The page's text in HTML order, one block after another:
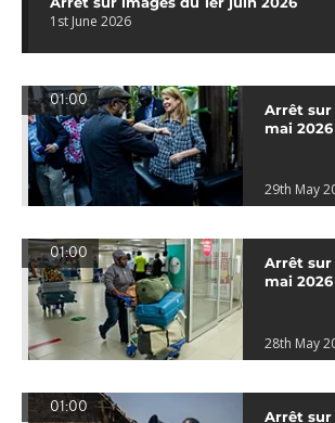
1st June 2026
01:00
Arrêt sur
mai 2026
29th May
01:00
Arrêt sur
mai 2026
28th May
01:00
Arrêt sur